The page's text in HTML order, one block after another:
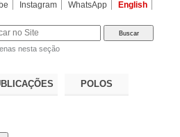
Instagram WhatsApp English
nesta seção
POLOS